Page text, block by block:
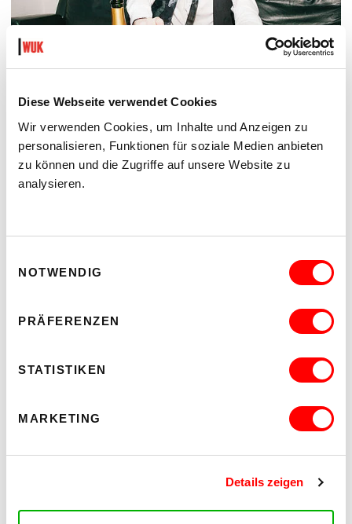
Diese Webseite verwendet Cookies
Wir verwenden Cookies, um Inhalte und Anzeigen zu
personalisieren, Funktionen für soziale Medien anbieten
zu können und die Zugriffe auf unsere Website zu
analysieren.
NOTWENDIG
PRÄFERENZEN
STATISTIKEN
MARKETING
Details zeigen
DER TÄUBLING
PLATZKONZERTE 2026
20.30